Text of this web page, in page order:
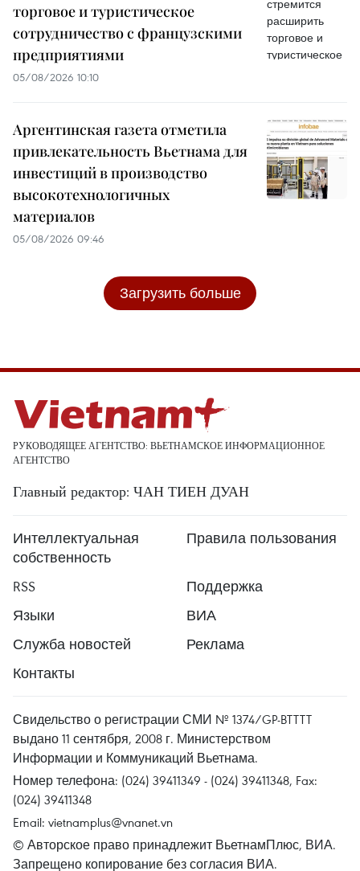
торговое и туристическое
сотрудничество с французскими
предприятиями
05/08/2026 10:10
Аргентинская газета отметила
привлекательность Вьетнама для
инвестиций в производство
высокотехнологичных
материалов
05/08/2026 09:46
Загрузить больше
РУКОВОДЯЩЕЕ АГЕНТСТВО: ВЬЕТНАМСКОЕ ИНФОРМАЦИОННОЕ
АГЕНТСТВО
Главный редактор: ЧАН ТИЕН ДУАН
Интеллектуальная
собственность
Правила пользования
RSS
Поддержка
Языки
ВИА
Служба новостей
Реклама
Контакты
Свидельство о регистрации СМИ № 1374/GP-BTTTT
выдано 11 сентября, 2008 г. Министерством
Информации и Коммуникаций Вьетнама.
Номер телефона: (024) 39411349 - (024) 39411348, Fax:
(024) 39411348
Email: vietnamplus@vnanet.vn
© Авторское право принадлежит ВьетнамПлюс, ВИА.
Запрещено копирование без согласия ВИА.